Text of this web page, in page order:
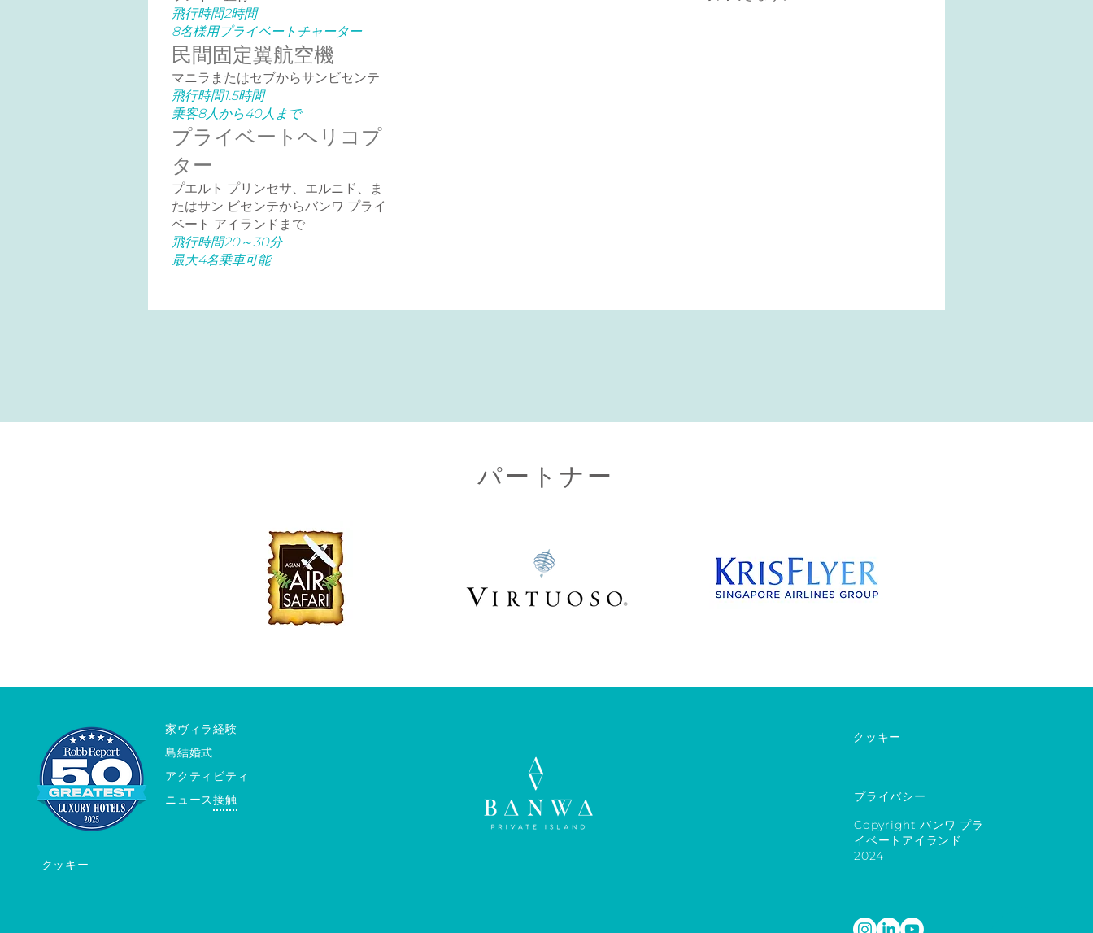
飛行時間2時間
8名様用プライベートチャーター
民間固定翼航空機
マニラまたはセブからサンビセンテ
飛行時間1.5時間
乗客8人から40人まで
プライベートヘリコプ
ター
プエルト プリンセサ、エルニド、ま
たはサン ビセンテからバンワ プライ
ベート アイランドまで
飛行時間20～30分
最大4名乗車可能
パートナー
クッキー
家ヴィラ経験
島結婚式
アクティビティ
ニュース接触
クッキー
プライバシー
Copyright バンワ プラ
イベートアイランド
2024